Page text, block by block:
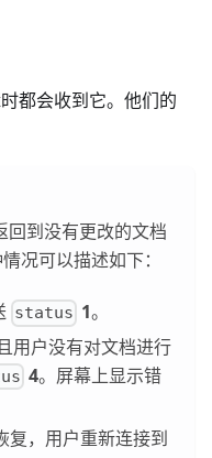
都会收到它。他们的
到没有更改的文档
况可以描述如下：
status 1。
用户没有对文档进行
4。屏幕上显示错
复，用户重新连接到